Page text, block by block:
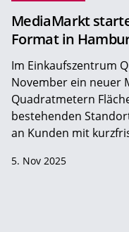
MediaMarkt
Format in
Im Einkaufszentrum
November ein neuer
Quadratmetern
bestehenden
an Kunden mit
5. Nov 2025